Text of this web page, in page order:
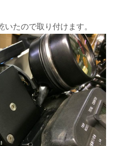
たので取り付けます。